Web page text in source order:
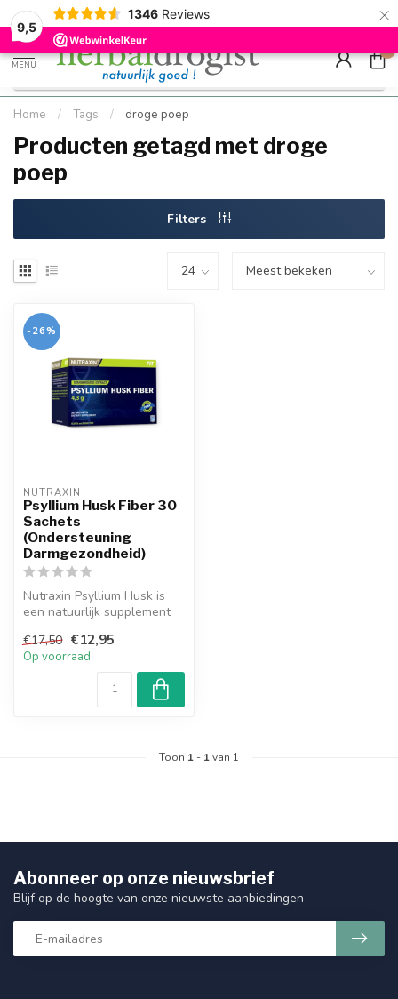
9,5
1346 Reviews ×
Kostenloser DE-Versand ab Mindestbestellwert |
Schnell geliefert
Minimum
Hızlı
MENU
0
Home / Tags / droge poep
Producten getagd met droge
poep
Filters
-26%
NUTRAXIN
Psyllium Husk Fiber 30
Sachets
(Ondersteuning
Darmgezondheid)
Nutraxin Psyllium Husk is
een natuurlijk supplement
oo...
€17,50 €12,95
Op voorraad
Toon 1 - 1van 1
Abonneer op onze nieuwsbrief
Blijf op de hoogte van onze nieuwste aanbiedingen